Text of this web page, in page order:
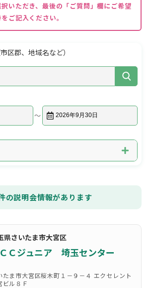
いただき、最後の「ご質問」欄にご希望
ご記入ください。
市区郡、地域名など）
〜
の説明会情報があります
県さいたま市大宮区
Ｃジュニア 埼玉センター
たま市大宮区桜木町１－９－４ エクセレント
ビル８Ｆ